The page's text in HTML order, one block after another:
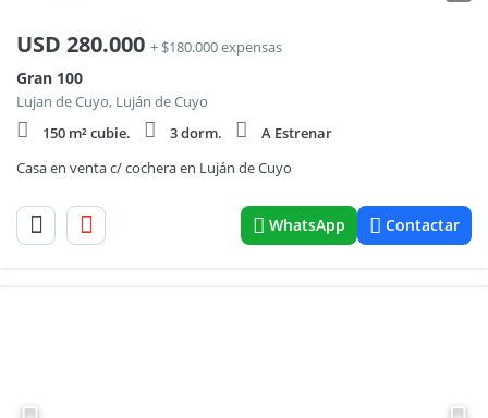
USD 280.000 + $180.000 expensas
Gran 100
Lujan de Cuyo, Luján de Cuyo
150 m² cubie.
3 dorm.
A Estrenar
Casa en venta c/ cochera en Luján de Cuyo
WhatsApp Contactar